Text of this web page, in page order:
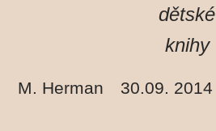
dětské
knihy
M. Herman 30.09. 2014